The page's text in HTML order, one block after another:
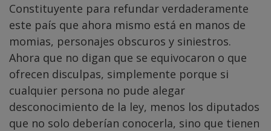
Constituyente para refundar verdaderamente
este país que ahora mismo está en manos de
momias, personajes obscuros y siniestros.
Ahora que no digan que se equivocaron o que
ofrecen disculpas, simplemente porque si
cualquier persona no pude alegar
desconocimiento de la ley, menos los diputados
que no solo deberían conocerla, sino que tienen